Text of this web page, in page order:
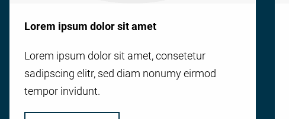
Lorem ipsum dolor sit amet
Lorem ipsum dolor sit amet, consetetur
sadipscing elitr, sed diam nonumy eirmod
tempor invidunt.